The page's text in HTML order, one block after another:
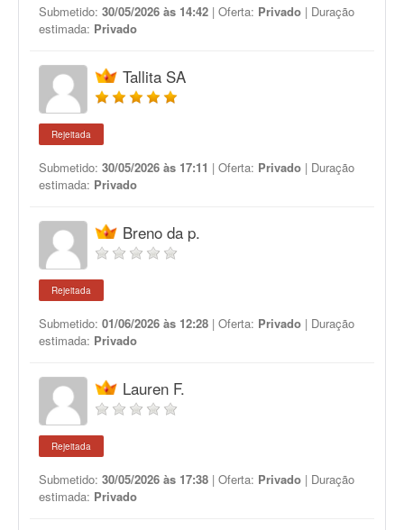
Submetido: 30/05/2026 às 14:42 | Oferta: Privado | Duração
estimada: Privado
Tallita SA
Rejeitada
Submetido: 30/05/2026 às 17:11 | Oferta: Privado | Duração
estimada: Privado
Breno da p.
Rejeitada
Submetido: 01/06/2026 às 12:28 | Oferta: Privado | Duração
estimada: Privado
Lauren F.
Rejeitada
Submetido: 30/05/2026 às 17:38 | Oferta: Privado | Duração
estimada: Privado